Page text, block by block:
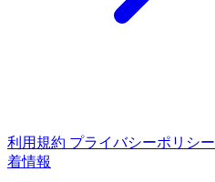
利用規約 プライバシーポリシー
着情報